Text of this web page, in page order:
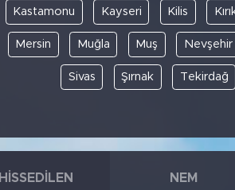
Kastamonu Kayseri Kilis
Mersin Muğla Muş Nevşehir
Sivas Şırnak Tekirdağ
HISSEDILEN NEM